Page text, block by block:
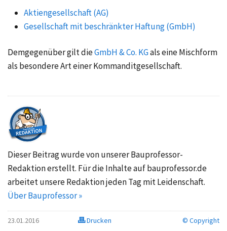
Aktiengesellschaft (AG)
Gesellschaft mit beschränkter Haftung (GmbH)
Demgegenüber gilt dieGmbH & Co. KGals eine Mischform
als besondere Art einer Kommanditgesellschaft.
Dieser Beitrag wurde von unserer Bauprofessor-
Redaktion erstellt. Für die Inhalte auf bauprofessor.de
arbeitet unsere Redaktion jeden Tag mit Leidenschaft.
Über Bauprofessor »
23.01.2016 Drucken © Copyright